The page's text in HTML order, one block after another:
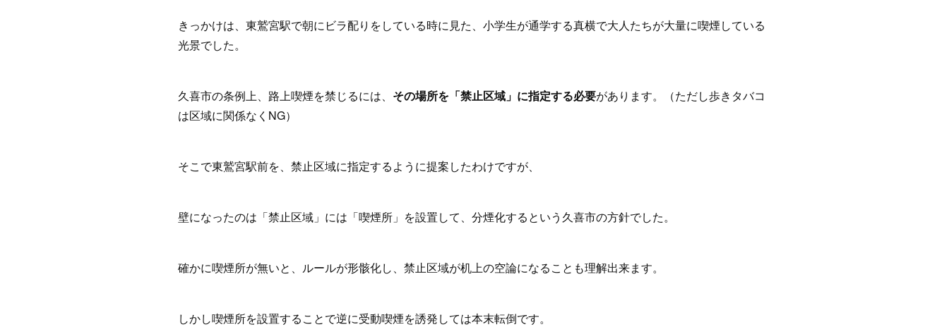
きっかけは、東鷲宮駅で朝にビラ配りをしている時に見た、小学生が通学する真横で大人たちが大量に喫煙している
光景でした。
久喜市の条例上、路上喫煙を禁じるには、 その場所を「禁止区域」に指定する必要があります。（ただし歩きタバコ
は区域に関係なくNG）
そこで東鷲宮駅前を、禁止区域に指定するように提案したわけですが、
壁になったのは「禁止区域」には「喫煙所」を設置して、分煙化するという久喜市の方針でした。
確かに喫煙所が無いと、ルールが形骸化し、禁止区域が机上の空論になることも理解出来ます。
しかし喫煙所を設置することで逆に受動喫煙を誘発しては本末転倒です。